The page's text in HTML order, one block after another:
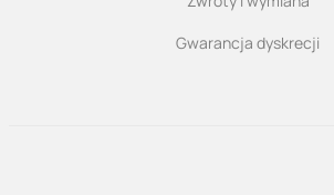
Gwarancja dyskrecji